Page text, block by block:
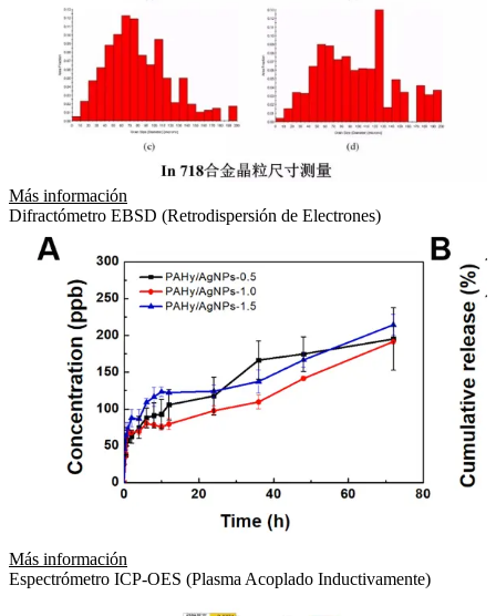
Más información
Difractómetro EBSD (Retrodispersión de Electrones)
Más información
Espectrómetro ICP-OES (Plasma Acoplado Inductivamente)